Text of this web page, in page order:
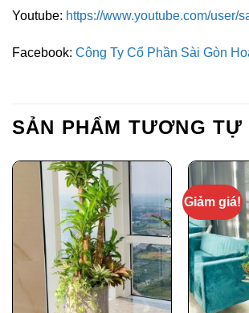
Youtube: https://www.youtube.com/user/
Facebook: Công Ty Cổ Phần Sài Gòn
SẢN PHẨM TƯƠNG TỰ
Giảm giá!